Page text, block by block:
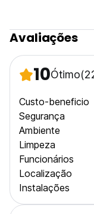
Os hóspedes
05:00h.
Proibido fumar.
Animais de
Avaliações
10Ótimo
Custo-beneficio
Segurança
Ambiente
Limpeza
Funcionários
Localização
Instalações